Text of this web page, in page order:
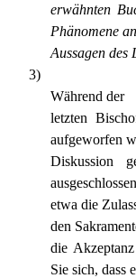
erwähnten
Phänomene
Aussagen des
3)
Während der
letzten
aufgeworfen
Diskussion
etwa die
den
die
Sie sich, dass